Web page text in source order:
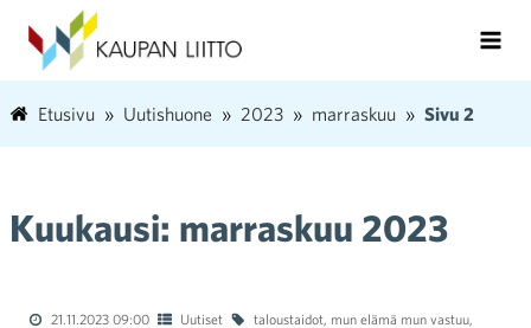
Etusivu Uutishuone 2023 marraskuu Sivu 2
Kuukausi: marraskuu 2023
21.11.2023 09:00 Uutiset taloustaidot, mun elämä mun vastuu,